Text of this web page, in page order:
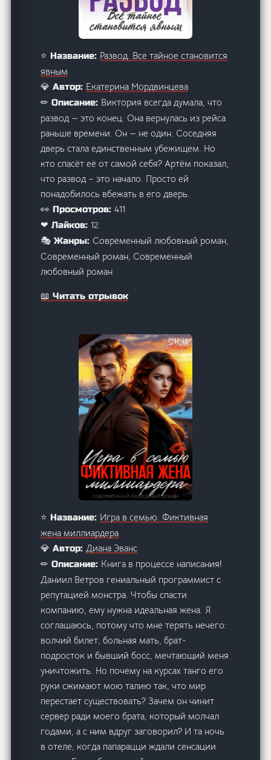
⭐ Название: Развод. Все тайное становится
явным
💎 Автор: Екатерина Мордвинцева
✏ Описание: Виктория всегда думала, что
развод — это конец. Она вернулась из рейса
раньше времени. Он — не один. Соседняя
дверь стала единственным убежищем. Но
кто спасёт её от самой себя? Артём показал,
что развод – это начало. Просто ей
понадобилось вбежать в его дверь.
👀 Просмотров:411
❤ Лайков:12
🎭 Жанры:Современный любовный роман,
Современный роман, Современный
любовный роман
📖 Читать отрывок
⭐ Название: Игра в семью. Фиктивная
жена миллиардера
💎 Автор:Диана Эванс
✏ Описание: Книга в процессе написания!
Даниил Ветров гениальный программист с
репутацией монстра. Чтобы спасти
компанию, ему нужна идеальная жена. Я
соглашаюсь, потому что мне терять нечего:
волчий билет, больная мать, брат-
подросток и бывший босс, мечтающий меня
уничтожить. Но почему на курсах танго его
руки сжимают мою талию так, что мир
перестает существовать? Зачем он чинит
сервер ради моего брата, который молчал
годами, а с ним вдруг заговорил? И та ночь
в отеле, когда папарацци ждали сенсации